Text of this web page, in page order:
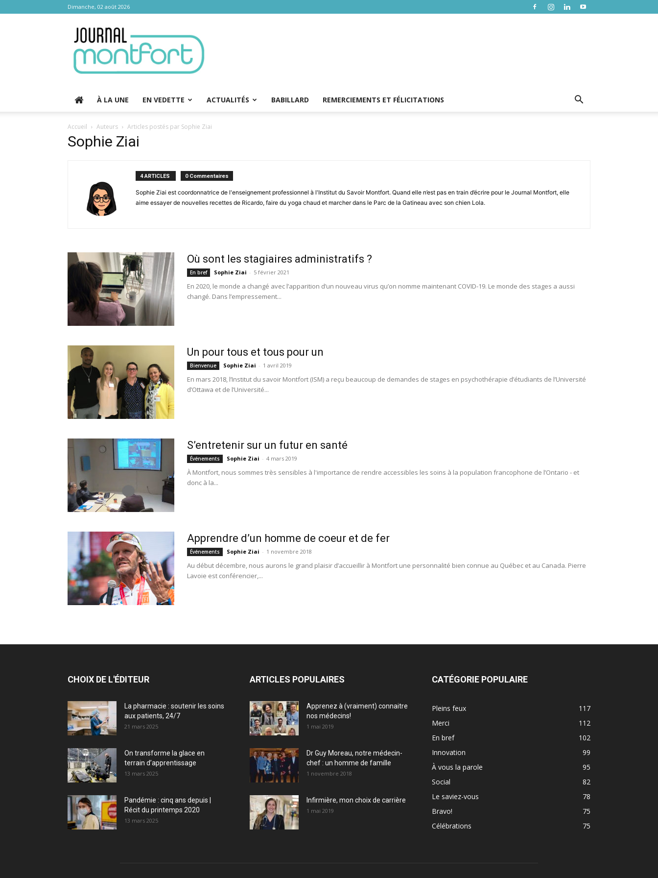
Dimanche, 02 août 2026
Montfort
À LA UNE EN VEDETTE ACTUALITÉS BABILLARD REMERCIEMENTS ET FÉLICITATIONS
Accueil Auteurs Articles postés par Sophie Ziai
Sophie Ziai
4 ARTICLES 0 Commentaires
Sophie Ziai est coordonnatrice de l'enseignement professionnel à l'Institut du Savoir Montfort. Quand elle n’est pas en train d’écrire pour le Journal Montfort, elle
aime essayer de nouvelles recettes de Ricardo, faire du yoga chaud et marcher dans le Parc de la Gatineau avec son chien Lola.
Où sont les stagiaires administratifs ?
En bref Sophie Ziai - 5 février 2021
En 2020, le monde a changé avec l’apparition d’un nouveau virus qu’on nomme maintenant COVID-19. Le monde des stages a aussi
changé. Dans l’empressement...
Un pour tous et tous pour un
Bienvenue Sophie Ziai - 1 avril 2019
En mars 2018, l’Institut du savoir Montfort (ISM) a reçu beaucoup de demandes de stages en psychothérapie d’étudiants de l’Université
d’Ottawa et de l’Université...
S’entretenir sur un futur en santé
Événements Sophie Ziai - 4 mars 2019
À Montfort, nous sommes très sensibles à l'importance de rendre accessibles les soins à la population francophone de l’Ontario - et
donc à la...
Apprendre d’un homme de coeur et de fer
Événements Sophie Ziai - 1 novembre 2018
Au début décembre, nous aurons le grand plaisir d’accueillir à Montfort une personnalité bien connue au Québec et au Canada. Pierre
Lavoie est conférencier,...
CHOIX DE L'ÉDITEUR
La pharmacie : soutenir les soins
aux patients, 24/7
21 mars 2025
On transforme la glace en
terrain d’apprentissage
13 mars 2025
Pandémie : cinq ans depuis |
Récit du printemps 2020
13 mars 2025
ARTICLES POPULAIRES
Apprenez à (vraiment) connaitre
nos médecins!
1 mai 2019
Dr Guy Moreau, notre médecin-
chef : un homme de famille
1 novembre 2018
Infirmière, mon choix de carrière
1 mai 2019
CATÉGORIE POPULAIRE
Pleins feux
117
Merci
112
En bref
102
Innovation
99
À vous la parole
95
Social
82
Le saviez-vous
78
Bravo!
75
Célébrations
75